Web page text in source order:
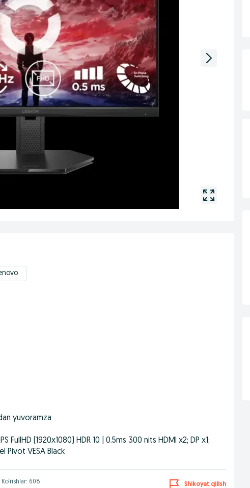
yuvoramza
FullHD (1920x1080) HDR 10 | 0.5ms 300 nits HDMI x2; DP x1;
Pivot VESA Black
Ko‘rishlar: 608 Shikoyat qilish